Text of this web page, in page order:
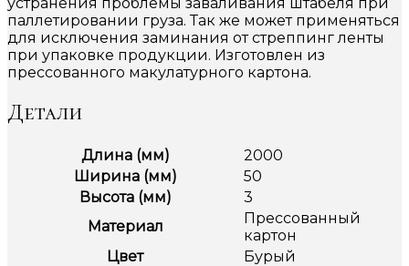
паллетировании груза. Так же может применяться
для исключения заминания от стреппинг ленты
при упаковке продукции. Изготовлен из
прессованного макулатурного картона.
Детали
Длина (мм)
2000
Ширина (мм)
50
Высота (мм)
3
Материал
Прессованный
картон
Цвет
Бурый